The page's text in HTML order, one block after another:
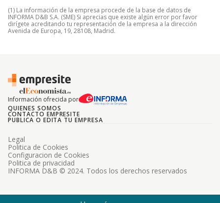
(1) La información de la empresa procede de la base de datos de
INFORMA D&B S.A. (SME) Si aprecias que existe algún error por favor
dirígete acreditando tu representación de la empresa a la dirección
Avenida de Europa, 19, 28108, Madrid.
Información ofrecida por
QUIENES SOMOS
CONTACTO EMPRESITE
PUBLICA O EDITA TU EMPRESA
INFORMA D&B © 2024. Todos los derechos reservados
Legal
Politica de Cookies
Configuracion de Cookies
Politica de privacidad